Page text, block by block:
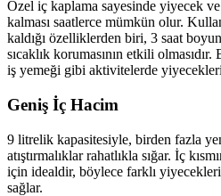
Özel iç kaplama sayesinde yiyecek
kalması saatlerce mümkün olur.
kaldığı özelliklerden biri, 3 saat
sıcaklık korumasının etkili
iş yemeği gibi aktivitelerde
Geniş İç Hacim
9 litrelik kapasitesiyle, birden fazla
atıştırmalıklar rahatlıkla sığar. İç
için idealdir, böylece farklı yiyecekleri
sağlar.